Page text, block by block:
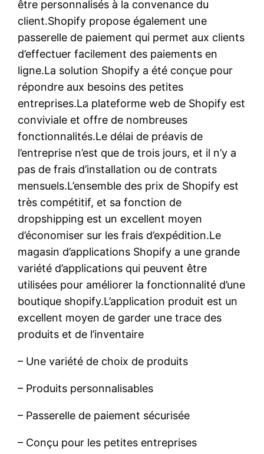
être personnalisés à la convenance du
client.Shopify propose également une
passerelle de paiement qui permet aux clients
d’effectuer facilement des paiements en
ligne.La solution Shopify a été conçue pour
répondre aux besoins des petites
entreprises.La plateforme web de Shopify est
conviviale et offre de nombreuses
fonctionnalités.Le délai de préavis de
l’entreprise n’est que de trois jours, et il n’y a
pas de frais d’installation ou de contrats
mensuels.L’ensemble des prix de Shopify est
très compétitif, et sa fonction de
dropshipping est un excellent moyen
d’économiser sur les frais d’expédition.Le
magasin d’applications Shopify a une grande
variété d’applications qui peuvent être
utilisées pour améliorer la fonctionnalité d’une
boutique shopify.L’application produit est un
excellent moyen de garder une trace des
produits et de l’inventaire
– Une variété de choix de produits
– Produits personnalisables
– Passerelle de paiement sécurisée
– Conçu pour les petites entreprises